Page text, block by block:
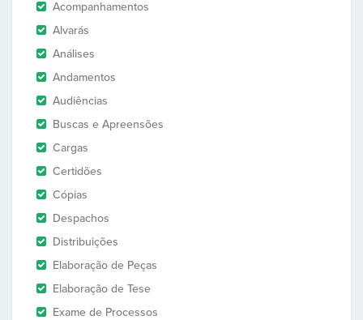
Acompanhamentos
Alvarás
Análises
Andamentos
Audiências
Buscas e Apreensões
Cargas
Certidões
Cópias
Despachos
Distribuições
Elaboração de Peças
Elaboração de Tese
Exame de Processos